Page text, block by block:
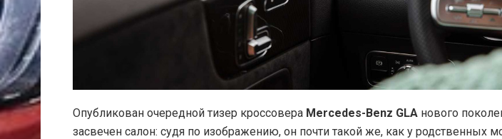
Опубликован очередной тизер кроссовера Mercedes-Benz GLA нового
засвечен салон: судя по изображению, он почти такой же, как у родственных